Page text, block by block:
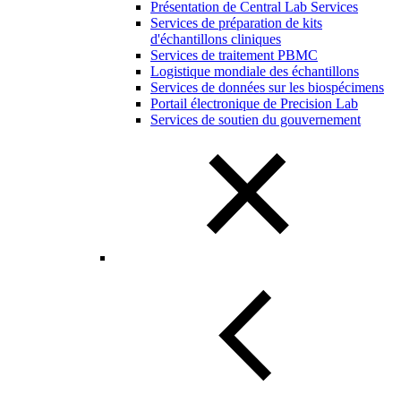
Présentation de Central Lab Services
Services de préparation de kits
d'échantillons cliniques
Services de traitement PBMC
Logistique mondiale des échantillons
Services de données sur les biospécimens
Portail électronique de Precision Lab
Services de soutien du gouvernement